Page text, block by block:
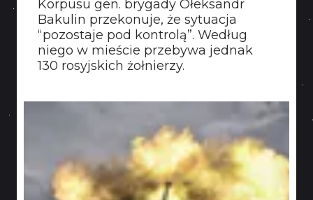
Korpusu gen. brygady Ołeksandr
Bakulin przekonuje, że sytuacja
“pozostaje pod kontrolą”. Według
niego w mieście przebywa jednak
130 rosyjskich żołnierzy.